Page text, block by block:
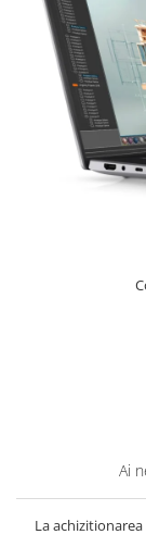
Registre si
Role case de
Tipizate
Instrumente de
Pixuri cu pasta
Pixuri cu gel
Creioane
Markere
Ai
La